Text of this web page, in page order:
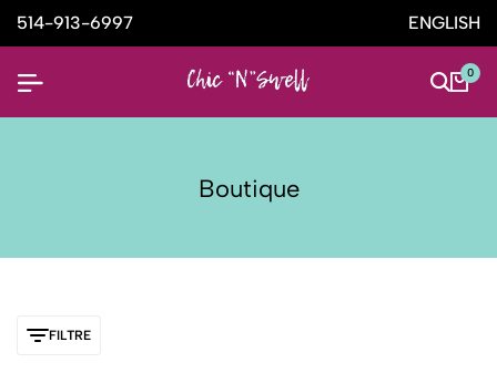
514-913-6997 ENGLISH
0
Boutique
FILTRE